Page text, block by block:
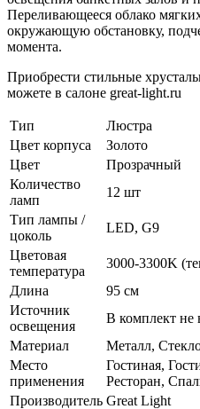
Переливающееся облако
окружающую обстановку,
момента.
Приобрести стильные
можете в салоне great-light.ru
Тип
Люстра
Цвет корпуса
Золото
Цвет
Прозрачный
Количество
ламп
12 шт
Тип лампы /
цоколь
LED, G9
Цветовая
температура
3000-3300K
Длина
95 см
Источник
освещения
В комплект не
Материал
Металл,
Место
применения
Гостиная,
Ресторан,
Производитель Great Light